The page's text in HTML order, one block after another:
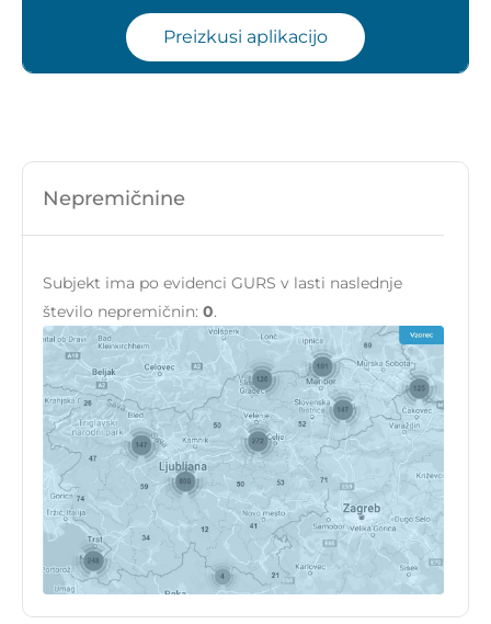
Preizkusi aplikacijo
Nepremičnine
Subjekt ima po evidenci GURS v lasti naslednje
število nepremičnin: 0.